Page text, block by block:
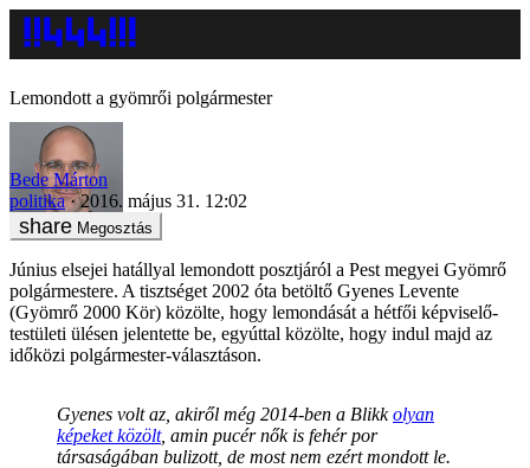
Lemondott a gyömrői polgármester
Bede Márton
politika
2016. május 31. 12:02
Megosztás
Június elsejei hatállyal lemondott posztjáról a Pest megyei Gyömrő
polgármestere. A tisztséget 2002 óta betöltő Gyenes Levente
(Gyömrő 2000 Kör) közölte, hogy lemondását a hétfői képviselő-
testületi ülésen jelentette be, egyúttal közölte, hogy indul majd az
időközi polgármester-választáson.
Gyenes volt az, akiről még 2014-ben a Blikkolyan
képeket közölt, amin pucér nők is fehér por
társaságában bulizott, de most nem ezért mondott le.